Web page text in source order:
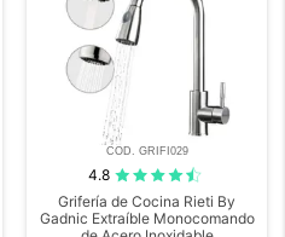
COD. GRIFI029
4.8
Grifería de Cocina Rieti By
Gadnic Extraíble Monocomando